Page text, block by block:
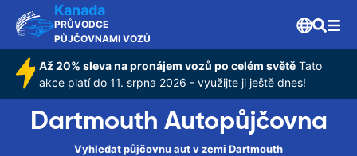
Kanada
PRŮVODCE
PŮJČOVNAMI VOZŮ
Až 20% sleva na pronájem vozů po celém světě Tato
akce platí do 11. srpna 2026 - využijte ji ještě dnes!
Dartmouth Autopůjčovna
Vyhledat půjčovnu aut v zemi Dartmouth